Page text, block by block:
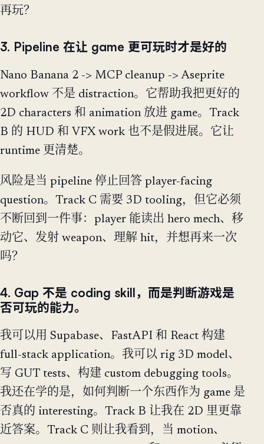
再玩？
3. Pipeline 在让 game 更可玩时才是好的
Nano Banana 2 -> MCP cleanup -> Aseprite
workflow 不是 distraction。它帮助我把更好的
2D characters 和 animation 放进 game。Track
B 的 HUD 和 VFX work 也不是假进展。它让
runtime 更清楚。
风险是当 pipeline 停止回答 player-facing
question。Track C 需要 3D tooling，但它必须
不断回到一件事：player 能读出 hero mech、移
动它、发射 weapon、理解 hit，并想再来一次
吗？
4. Gap 不是 coding skill，而是判断游戏是
否可玩的能力。
我可以用 Supabase、FastAPI 和 React 构建
full-stack application。我可以 rig 3D model、
写 GUT tests、构建 custom debugging tools。
我还在学的是，如何判断一个东西作为 game 是
否真的 interesting。Track B 让我在 2D 里更靠
近答案。Track C 则让我看到，当 motion、